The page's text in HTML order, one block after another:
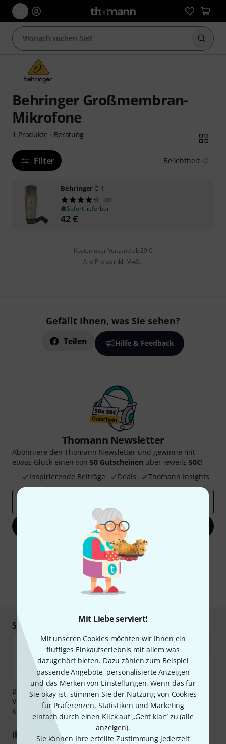
Mit Liebe serviert!
Mit unseren Cookies möchten wir Ihnen ein
fluffiges Einkaufserlebnis mit allem was
dazugehört bieten. Dazu zählen zum Beispiel
passende Angebote, personalisierte Anzeigen
und das Merken von Einstellungen. Wenn das für
Sie okay ist, stimmen Sie der Nutzung von Cookies
für Präferenzen, Statistiken und Marketing
einfach durch einen Klick auf „Geht klar“ zu (alle
anzeigen).
Sie können Ihre erteilte Zustimmung jederzeit
Suche
Behringer Großmembran-
Mikrofone
1 Produkte · Beratung
Filter Beliebtheit
Behringer C-1
389
Sofort lieferbar
42€
Kostenloser Versand ab 29 €
Alle Preise inkl. MwSt.
Gefällt Ihnen, was Sie sehen?
Teilen Hilfe & Feedback
Thomann Newsletter
Abonniere den Thomann Newsletter und gewinne mit
etwas Glück einen von 50 Gutscheinen über jeweils 50€!
Inspirierende Beiträge
Deals Thomann Insights
Jetzt anmelden
Mit Klick auf „Jetzt anmelden“ stimmen Sie dem Erhalt von E-Mail-
Werbung und einer Messung des E-Mail-Nutzungsverhaltens zu. Die
Abmeldung ist jederzeit möglich. Weitere Informationen finden Sie in
unseren
Datenschutzhinweisen
* Pflichtfeld
Sicher einkaufen & bezahlen
Bezahlen Sie vertraulich und sicher per Nachnahme,
Vorkasse, PayPal, Amazon Pay, Klarna Sofort bezahlen
Klarna Ratenzahlungoder Kreditkarte.
Ihre Vorteile